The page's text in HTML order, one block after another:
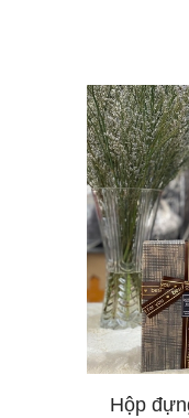
Hộp